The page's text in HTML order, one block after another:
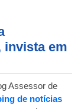
invista em
Assessor de
de notícias